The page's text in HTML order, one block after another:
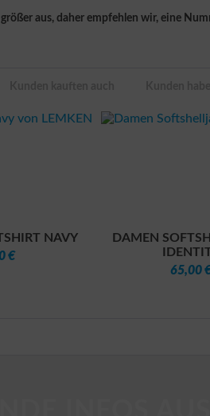
aus, daher empfehlen wir, eine
NAVY
€
DAMEN
65,00